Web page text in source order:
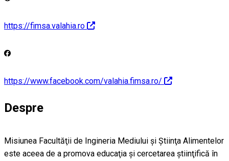
https://fimsa.valahia.ro
https://www.facebook.com/valahia.fimsa.ro/
Despre
Misiunea Facultăţii de Ingineria Mediului şi Ştiinţa Alimentelor
este aceea de a promova educaţia şi cercetarea ştiinţifică în